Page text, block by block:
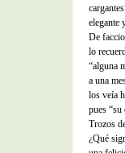
elegante
De
lo
“alguna
a una
los veía
pues “su
Trozos
¿Qué